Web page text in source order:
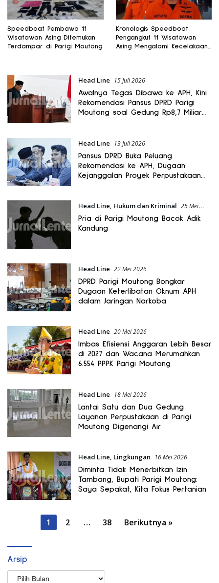
Speedboat Pembawa 11
Wisatawan Asing Ditemukan
Terdampar di Parigi Moutong
Kronologis Speedboat
Pengangkut 11 Wisatawan
Asing Mengalami Kecelakaan
Head Line 15 Juli 2026
Awalnya Tegas Dibawa ke APH, Kini
Rekomendasi Pansus DPRD Parigi
Moutong soal Gedung Rp8,7 Miliar
Head Line 13 Juli 2026
Pansus DPRD Buka Peluang
Rekomendasi ke APH, Dugaan
Kejanggalan Proyek Perpustakaan
Head Line, Hukum dan Kriminal 25 Mei
2026
Pria di Parigi Moutong Bacok Adik
Kandung
Head Line 22 Mei 2026
DPRD Parigi Moutong Bongkar
Dugaan Keterlibatan Oknum APH
dalam Jaringan Narkoba
Head Line 20 Mei 2026
Imbas Efisiensi Anggaran Lebih Besar
di 2027 dan Wacana Merumahkan
6.554 PPPK Parigi Moutong
Head Line 18 Mei 2026
Lantai Satu dan Dua Gedung
Layanan Perpustakaan di Parigi
Moutong Digenangi Air
Head Line, Lingkungan 16 Mei 2026
Diminta Tidak Menerbitkan Izin
Tambang, Bupati Parigi Moutong:
Saya Sepakat, Kita Fokus Pertanian
1 2 … 38 Berikutnya »
Arsip
Arsip